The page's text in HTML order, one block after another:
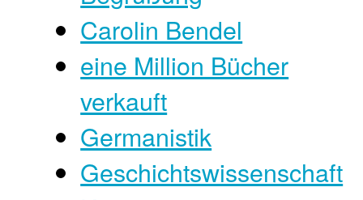
Carolin Bendel
eine Million Bücher
verkauft
Germanistik
Geschichtswissenschaft